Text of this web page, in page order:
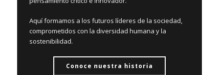
Aquí formamos a los futuros líderes de la sociedad,
comprometidos con la diversidad humana y la
sostenibilidad.
Conoce nuestra historia